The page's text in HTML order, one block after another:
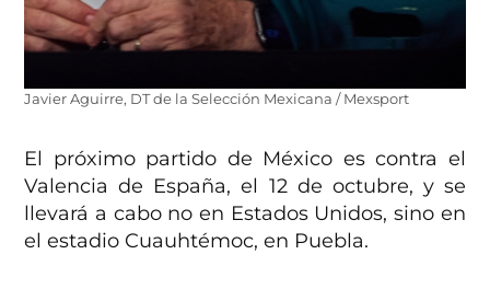
Javier Aguirre, DT de la Selección Mexicana / Mexsport
El próximo partido de México es contra el
Valencia de España, el 12 de octubre, y se
llevará a cabo no en Estados Unidos, sino en
el estadio Cuauhtémoc, en Puebla.